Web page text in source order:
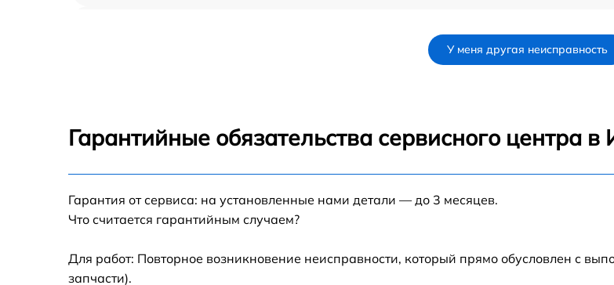
Замена электросхемы Indesit NTS 14 A
У меня другая неисправность
Гарантийные обязательства сервисного центра в
Гарантия от сервиса: на установленные нами детали — до 3 месяцев.
Что считается гарантийным случаем?
Для работ: Повторное возникновение неисправности, который прямо обусловлен с
запчасти).